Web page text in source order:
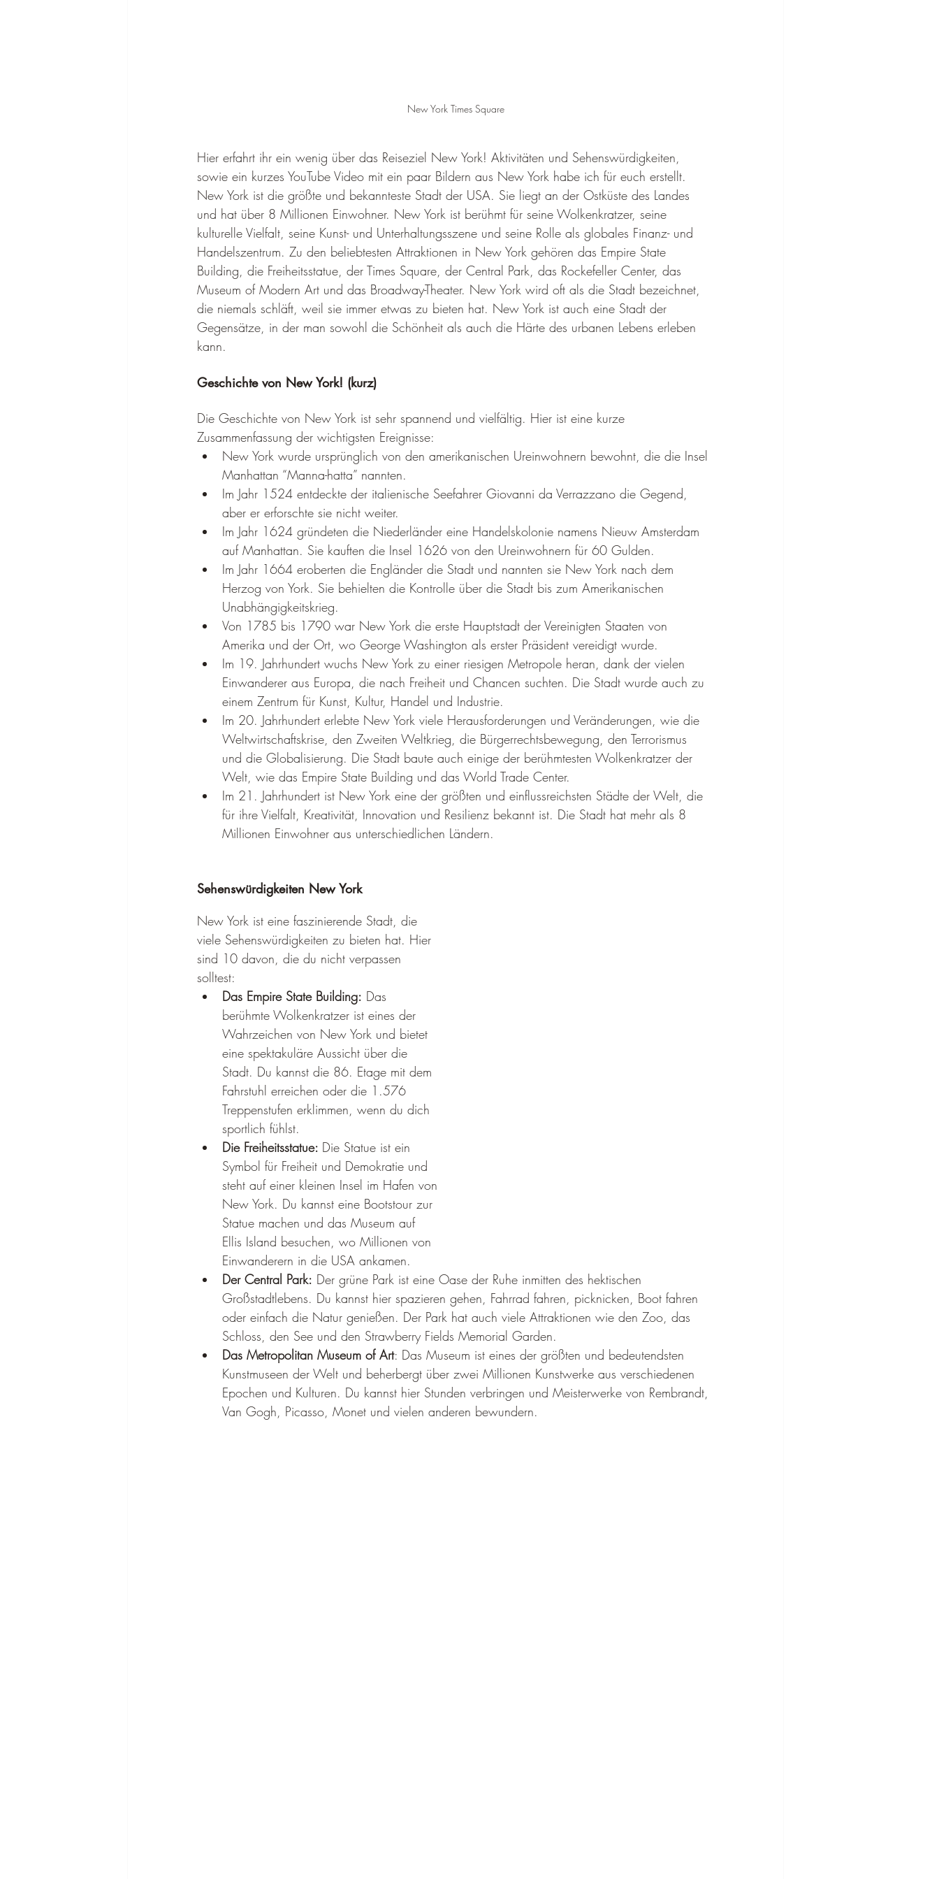
–¡
New York Times Square
Hier erfahrt ihr ein wenig über das Reiseziel New York! Aktivitäten und Sehenswürdigkeiten,
sowie ein kurzes YouTube Video mit ein paar Bildern aus New York habe ich für euch erstellt.
New York ist die größte und bekannteste Stadt der USA. Sie liegt an der Ostküste des Landes
und hat über 8 Millionen Einwohner. New York ist berühmt für seine Wolkenkratzer, seine
kulturelle Vielfalt, seine Kunst- und Unterhaltungsszene und seine Rolle als globales Finanz- und
Handelszentrum. Zu den beliebtesten Attraktionen in New York gehören das Empire State
Building, die Freiheitsstatue, der Times Square, der Central Park, das Rockefeller Center, das
Museum of Modern Art und das Broadway-Theater. New York wird oft als die Stadt bezeichnet,
die niemals schläft, weil sie immer etwas zu bieten hat. New York ist auch eine Stadt der
Gegensätze, in der man sowohl die Schönheit als auch die Härte des urbanen Lebens erleben
kann.
Geschichte von New York! (kurz)
Die Geschichte von New York ist sehr spannend und vielfältig. Hier ist eine kurze
Zusammenfassung der wichtigsten Ereignisse:
New York wurde ursprünglich von den amerikanischen Ureinwohnern bewohnt, die die Insel
Manhattan “Manna-hatta” nannten.
Im Jahr 1524 entdeckte der italienische Seefahrer Giovanni da Verrazzano die Gegend,
aber er erforschte sie nicht weiter.
Im Jahr 1624 gründeten die Niederländer eine Handelskolonie namens Nieuw Amsterdam
auf Manhattan. Sie kauften die Insel 1626 von den Ureinwohnern für 60 Gulden.
Im Jahr 1664 eroberten die Engländer die Stadt und nannten sie New York nach dem
Herzog von York. Sie behielten die Kontrolle über die Stadt bis zum Amerikanischen
Unabhängigkeitskrieg.
Von 1785 bis 1790 war New York die erste Hauptstadt der Vereinigten Staaten von
Amerika und der Ort, wo George Washington als erster Präsident vereidigt wurde.
Im 19. Jahrhundert wuchs New York zu einer riesigen Metropole heran, dank der vielen
Einwanderer aus Europa, die nach Freiheit und Chancen suchten. Die Stadt wurde auch zu
einem Zentrum für Kunst, Kultur, Handel und Industrie.
Im 20. Jahrhundert erlebte New York viele Herausforderungen und Veränderungen, wie die
Weltwirtschaftskrise, den Zweiten Weltkrieg, die Bürgerrechtsbewegung, den Terrorismus
und die Globalisierung. Die Stadt baute auch einige der berühmtesten Wolkenkratzer der
Welt, wie das Empire State Building und das World Trade Center.
Im 21. Jahrhundert ist New York eine der größten und einflussreichsten Städte der Welt, die
für ihre Vielfalt, Kreativität, Innovation und Resilienz bekannt ist. Die Stadt hat mehr als 8
Millionen Einwohner aus unterschiedlichen Ländern.
Sehenswürdigkeiten New York
New York ist eine faszinierende Stadt, die
viele Sehenswürdigkeiten zu bieten hat. Hier
sind 10 davon, die du nicht verpassen
solltest:
Das Empire State Building: Das
berühmte Wolkenkratzer ist eines der
Wahrzeichen von New York und bietet
eine spektakuläre Aussicht über die
Stadt. Du kannst die 86. Etage mit dem
Fahrstuhl erreichen oder die 1.576
Treppenstufen erklimmen, wenn du dich
sportlich fühlst.
Die Freiheitsstatue: Die Statue ist ein
Symbol für Freiheit und Demokratie und
steht auf einer kleinen Insel im Hafen von
New York. Du kannst eine Bootstour zur
Statue machen und das Museum auf
Ellis Island besuchen, wo Millionen von
Einwanderern in die USA ankamen.
Der Central Park: Der grüne Park ist eine Oase der Ruhe inmitten des hektischen
Großstadtlebens. Du kannst hier spazieren gehen, Fahrrad fahren, picknicken, Boot fahren
oder einfach die Natur genießen. Der Park hat auch viele Attraktionen wie den Zoo, das
Schloss, den See und den Strawberry Fields Memorial Garden.
Das Metropolitan Museum of Art: Das Museum ist eines der größten und bedeutendsten
Kunstmuseen der Welt und beherbergt über zwei Millionen Kunstwerke aus verschiedenen
Epochen und Kulturen. Du kannst hier Stunden verbringen und Meisterwerke von Rembrandt,
Van Gogh, Picasso, Monet und vielen anderen bewundern.